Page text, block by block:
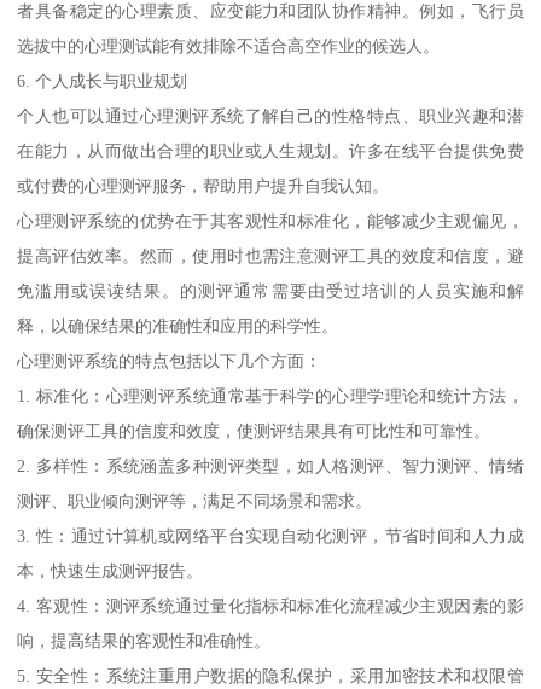
者具备稳定的心理素质、应变能力和团队协作精神。例如，飞行员
选拔中的心理测试能有效排除不适合高空作业的候选人。
6. 个人成长与职业规划
个人也可以通过心理测评系统了解自己的性格特点、职业兴趣和潜
在能力，从而做出合理的职业或人生规划。许多在线平台提供免费
或付费的心理测评服务，帮助用户提升自我认知。
心理测评系统的优势在于其客观性和标准化，能够减少主观偏见，
提高评估效率。然而，使用时也需注意测评工具的效度和信度，避
免滥用或误读结果。的测评通常需要由受过培训的人员实施和解
释，以确保结果的准确性和应用的科学性。
心理测评系统的特点包括以下几个方面：
1. 标准化：心理测评系统通常基于科学的心理学理论和统计方法，
确保测评工具的信度和效度，使测评结果具有可比性和可靠性。
2. 多样性：系统涵盖多种测评类型，如人格测评、智力测评、情绪
测评、职业倾向测评等，满足不同场景和需求。
3. 性：通过计算机或网络平台实现自动化测评，节省时间和人力成
本，快速生成测评报告。
4. 客观性：测评系统通过量化指标和标准化流程减少主观因素的影
响，提高结果的客观性和准确性。
5. 安全性：系统注重用户数据的隐私保护，采用加密技术和权限管